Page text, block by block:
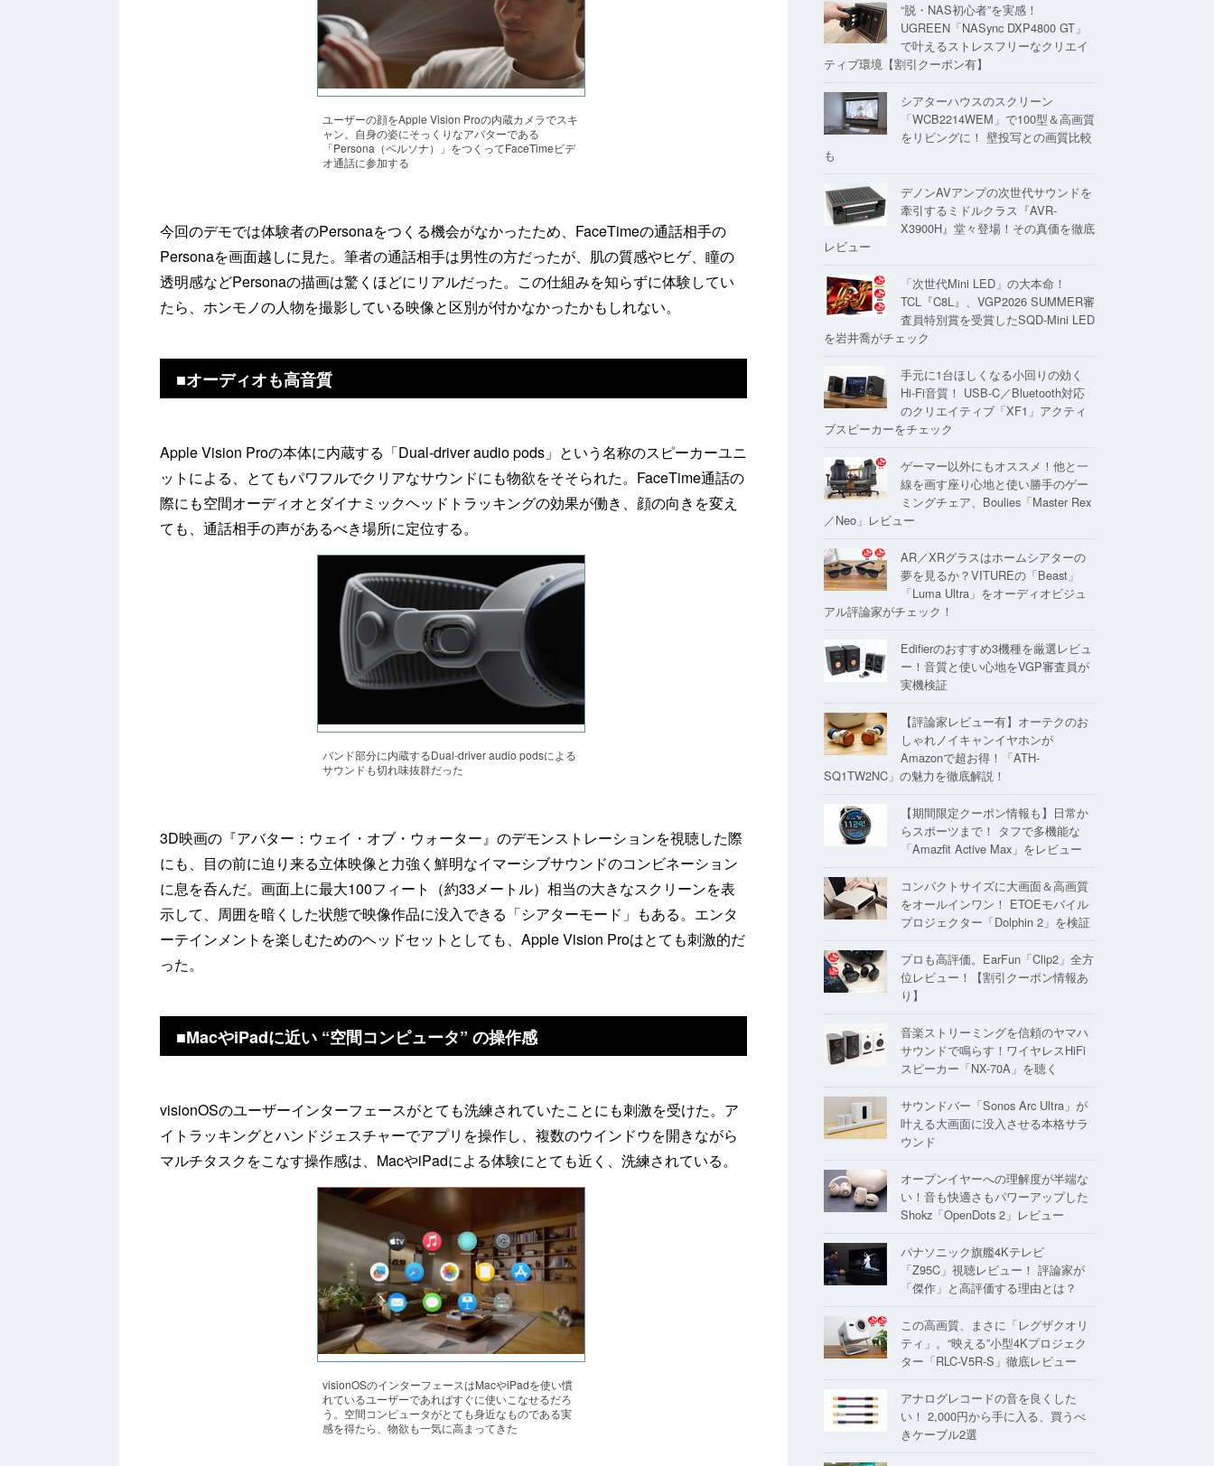
ユーザーの顔をApple Vision Proの内蔵カメラでスキ
ャン。自身の姿にそっくりなアバターである
「Persona（ペルソナ）」をつくってFaceTimeビデ
オ通話に参加する
今回のデモでは体験者のPersonaをつくる機会がなかったため、FaceTimeの通話相手の
Personaを画面越しに見た。筆者の通話相手は男性の方だったが、肌の質感やヒゲ、瞳の
透明感などPersonaの描画は驚くほどにリアルだった。この仕組みを知らずに体験してい
たら、ホンモノの人物を撮影している映像と区別が付かなかったかもしれない。
■オーディオも高音質
Apple Vision Proの本体に内蔵する「Dual-driver audio pods」という名称のスピーカーユニ
ットによる、とてもパワフルでクリアなサウンドにも物欲をそそられた。FaceTime通話の
際にも空間オーディオとダイナミックヘッドトラッキングの効果が働き、顔の向きを変え
ても、通話相手の声があるべき場所に定位する。
バンド部分に内蔵するDual-driver audio podsによる
サウンドも切れ味抜群だった
3D映画の『アバター：ウェイ・オブ・ウォーター』のデモンストレーションを視聴した際
にも、目の前に迫り来る立体映像と力強く鮮明なイマーシブサウンドのコンビネーション
に息を呑んだ。画面上に最大100フィート（約33メートル）相当の大きなスクリーンを表
示して、周囲を暗くした状態で映像作品に没入できる「シアターモード」もある。エンタ
ーテインメントを楽しむためのヘッドセットとしても、Apple Vision Proはとても刺激的だ
った。
■MacやiPadに近い “空間コンピュータ” の操作感
visionOSのユーザーインターフェースがとても洗練されていたことにも刺激を受けた。ア
イトラッキングとハンドジェスチャーでアプリを操作し、複数のウインドウを開きながら
マルチタスクをこなす操作感は、MacやiPadによる体験にとても近く、洗練されている。
visionOSのインターフェースはMacやiPadを使い慣
れているユーザーであればすぐに使いこなせるだろ
う。空間コンピュータがとても身近なものである実
感を得たら、物欲も一気に高まってきた
“脱・NAS初心者”を実感！
UGREEN「NASync DXP4800 GT」
で叶えるストレスフリーなクリエイ
ティブ環境【割引クーポン有】
シアターハウスのスクリーン
「WCB2214WEM」で100型＆高画質
をリビングに！ 壁投写との画質比較
も
デノンAVアンプの次世代サウンドを
牽引するミドルクラス『AVR-
X3900H』堂々登場！その真価を徹底
レビュー
「次世代Mini LED」の大本命！
TCL『C8L』、VGP2026 SUMMER審
査員特別賞を受賞したSQD-Mini LED
を岩井喬がチェック
手元に1台ほしくなる小回りの効く
Hi-Fi音質！ USB-C／Bluetooth対応
のクリエイティブ「XF1」アクティ
ブスピーカーをチェック
ゲーマー以外にもオススメ！他と一
線を画す座り心地と使い勝手のゲー
ミングチェア、Boulies「Master Rex
／Neo」レビュー
AR／XRグラスはホームシアターの
夢を見るか？VITUREの「Beast」
「Luma Ultra」をオーディオビジュ
アル評論家がチェック！
Edifierのおすすめ3機種を厳選レビュ
ー！音質と使い心地をVGP審査員が
実機検証
【評論家レビュー有】オーテクのお
しゃれノイキャンイヤホンが
Amazonで超お得！「ATH-
SQ1TW2NC」の魅力を徹底解説！
【期間限定クーポン情報も】日常か
らスポーツまで！ タフで多機能な
「Amazfit Active Max」をレビュー
コンパクトサイズに大画面＆高画質
をオールインワン！ ETOEモバイル
プロジェクター「Dolphin 2」を検証
プロも高評価。EarFun「Clip2」全方
位レビュー！【割引クーポン情報あ
り】
音楽ストリーミングを信頼のヤマハ
サウンドで鳴らす！ワイヤレスHiFi
スピーカー「NX-70A」を聴く
サウンドバー「Sonos Arc Ultra」が
叶える大画面に没入させる本格サラ
ウンド
オープンイヤーへの理解度が半端な
い！音も快適さもパワーアップした
Shokz「OpenDots 2」レビュー
パナソニック旗艦4Kテレビ
「Z95C」視聴レビュー！ 評論家が
「傑作」と高評価する理由とは？
この高画質、まさに「レグザクオリ
ティ」。“映える”小型4Kプロジェク
ター「RLC-V5R-S」徹底レビュー
アナログレコードの音を良くした
い！ 2,000円から手に入る、買うべ
きケーブル2選